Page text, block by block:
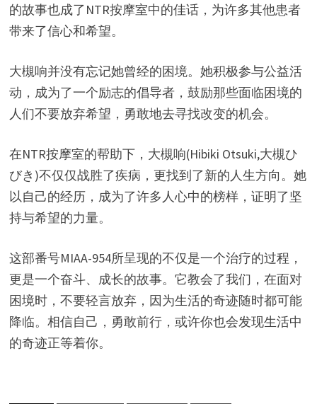
的故事也成了NTR按摩室中的佳话，为许多其他患者
带来了信心和希望。
大槻响并没有忘记她曾经的困境。她积极参与公益活
动，成为了一个励志的倡导者，鼓励那些面临困境的
人们不要放弃希望，勇敢地去寻找改变的机会。
在NTR按摩室的帮助下，大槻响(Hibiki Otsuki,大槻ひ
びき)不仅仅战胜了疾病，更找到了新的人生方向。她
以自己的经历，成为了许多人心中的榜样，证明了坚
持与希望的力量。
这部番号MIAA-954所呈现的不仅是一个治疗的过程，
更是一个奋斗、成长的故事。它教会了我们，在面对
困境时，不要轻言放弃，因为生活的奇迹随时都可能
降临。相信自己，勇敢前行，或许你也会发现生活中
的奇迹正等着你。